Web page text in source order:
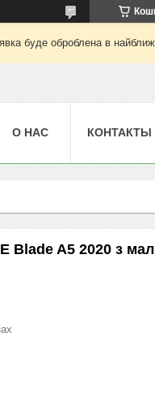
буде оброблена в
О НАС КОНТАКТЫ
Blade A5 2020 з